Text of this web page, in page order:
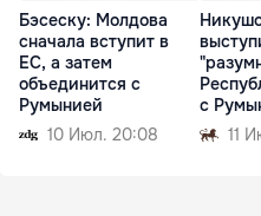
Бэсеску: Молдова
сначала вступит в
ЕС, а затем
объединится с
Румынией
10 Июл. 20:08
с
11